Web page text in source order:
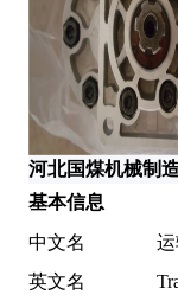
河北国煤机械制
基本信息
中文名
英文名